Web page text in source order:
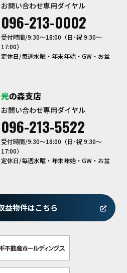
お問い合わせ専用ダイヤル
096-213-0002
受付時間/9:30〜18:00（日･祝 9:30～
17:00）
定休日/毎週水曜・年末年始・GW・お盆
光の森支店
お問い合わせ専用ダイヤル
096-213-5522
受付時間/9:30〜18:00（日･祝 9:30～
17:00）
定休日/毎週水曜・年末年始・GW・お盆
益物件はこちら